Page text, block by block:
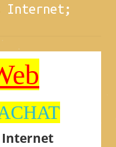
Internet;
Internet